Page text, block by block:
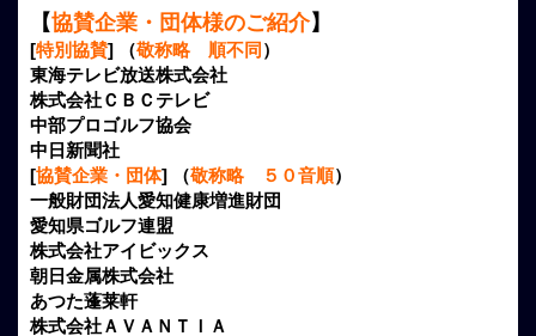
【協賛企業・団体様のご紹介】
[特別協賛] （敬称略 順不同 ）
東海テレビ放送株式会社
株式会社ＣＢＣテレビ
中部プロゴルフ協会
中日新聞社
[協賛企業・団体] （敬称略 ５０音順）
一般財団法人愛知健康増進財団
愛知県ゴルフ連盟
株式会社アイビックス
朝日金属株式会社
あつた蓬莱軒
株式会社ＡＶＡＮＴＩＡ